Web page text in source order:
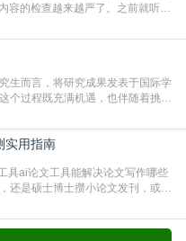
容的检查越来越严了。之前就听身
冤了。现在国内多数高校和核心期
生成内容辅助写作，必须明确标
生而言，将研究成果发表于国际学
个过程既充满机遇，也伴随着挑
价值和难度究竟如何衡量。本篇
会议论文好发表吗”。一、会议论
论文的发
实用指南
具ai论文工具能解决论文写作哪些
还是硕士博士攒小论文发刊，或是
常改不到点上，交上去才发现重复
文工具，这些痛点基本都能高效解